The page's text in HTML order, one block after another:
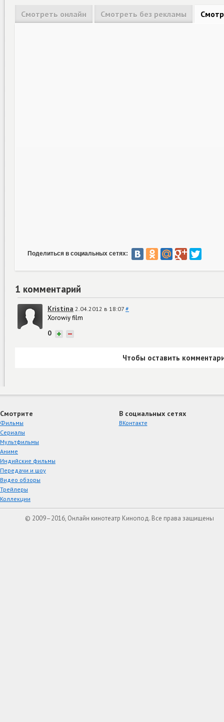
Смотреть онлайн Смотреть без рекламы
Поделиться в социальных сетях:
1 комментарий
Kristina 2.04.2012 в 18:07 #
Xorowiy film
0 + −
Чтобы оставить
Смотрите
Фильмы
Сериалы
Мультфильмы
Аниме
Индийские фильмы
Передачи и шоу
Видео обзоры
Трейлеры
Коллекции
В социальных сетях
ВКонтакте
© 2009–2016, Онлайн кинотеатр Кинопод. Все права защищены